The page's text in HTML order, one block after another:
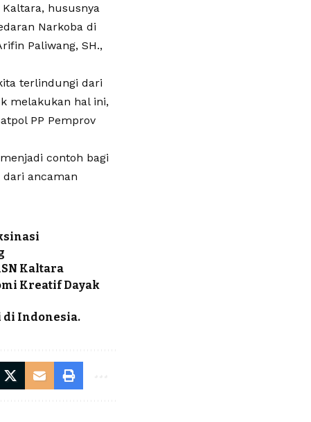
Kaltara, hususnya
Narkoba di
Paliwang, SH.,
terlindungi dari
melakukan hal ini,
PP Pemprov
contoh bagi
ancaman
Kaltara
Kreatif Dayak
di Indonesia.